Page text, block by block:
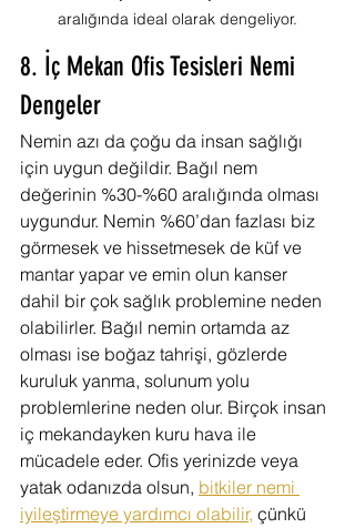
aralığında ideal olarak dengeliyor.
8. İç Mekan Ofis Tesisleri Nemi
Dengeler
Nemin azı da çoğu da insan sağlığı
için uygun değildir. Bağıl nem
değerinin %30-%60 aralığında olması
uygundur. Nemin %60’dan fazlası biz
görmesek ve hissetmesek de küf ve
mantar yapar ve emin olun kanser
dahil bir çok sağlık problemine neden
olabilirler. Bağıl nemin ortamda az
olması ise boğaz tahrişi, gözlerde
kuruluk yanma, solunum yolu
problemlerine neden olur. Birçok insan
iç mekandayken kuru hava ile
mücadele eder. Ofis yerinizde veya
yatak odanızda olsun, bitkiler nemi
iyileştirmeye yardımcı olabilir, çünkü